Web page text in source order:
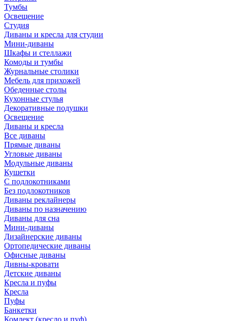
Тумбы
Освещение
Студия
Диваны и кресла для студии
Мини-диваны
Шкафы и стеллажи
Комоды и тумбы
Журнальные столики
Мебель для прихожей
Обеденные столы
Кухонные стулья
Декоративные подушки
Освещение
Диваны и кресла
Все диваны
Прямые диваны
Угловые диваны
Модульные диваны
Кушетки
С подлокотниками
Без подлокотников
Диваны реклайнеры
Диваны по назначению
Диваны для сна
Мини-диваны
Дизайнерские диваны
Ортопедические диваны
Офисные диваны
Дивны-кровати
Детские диваны
Кресла и пуфы
Кресла
Пуфы
Банкетки
Комлект (кресло и пуф)